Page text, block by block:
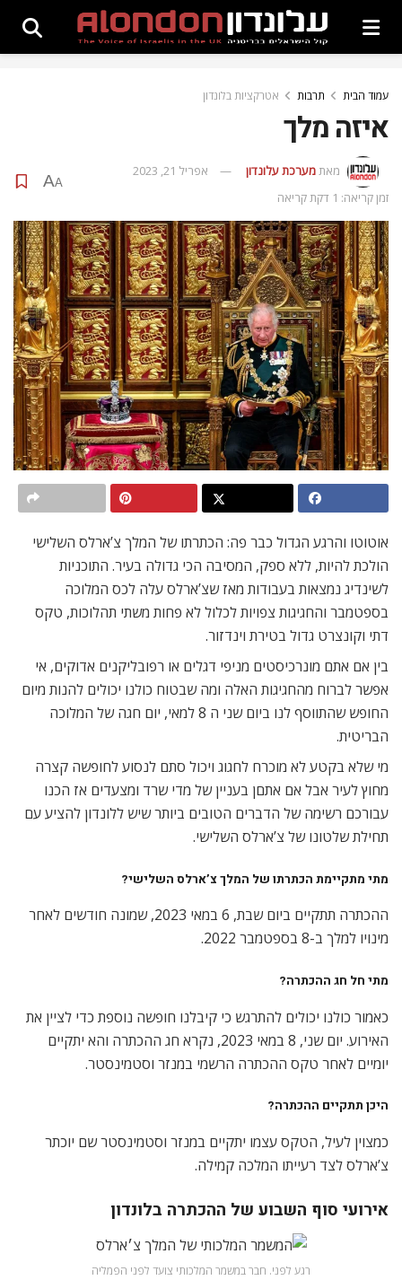
עמוד הבית תרבות אטרקציות בלונדון
איזה מלך
מאתמערכת עלונדון
אפריל 21, 2023
זמן קריאה: 1 דקת קריאה
A
A
אוטוטו והרגע הגדול כבר פה: הכתרתו של המלך צ’ארלס השלישי
הולכת להיות, ללא ספק, המסיבה הכי גדולה בעיר. התוכניות
לשינדיג נמצאות בעבודות מאז שצ’ארלס עלה לכס המלוכה
בספטמבר והחגיגות צפויות לכלול לא פחות משתי תהלוכות, טקס
דתי וקונצרט גדול בטירת וינדזור.
בין אם אתם מונרכיסטים מניפי דגלים או רפובליקנים אדוקים, אי
אפשר לברוח מהחגיגות האלה ומה שבטוח כולנו יכולים להנות מיום
החופש שהתווסף לנו ביום שני ה 8 למאי, יום חגה של המלוכה
הבריטית.
מי שלא בקטע לא מוכרח לחגוג ויכול סתם לנסוע לחופשה קצרה
מחוץ לעיר אבל אם אתםן בעניין של מדי שרד ומצעדים אז הכנו
עבורכם רשימה של הדברים הטובים ביותר שיש ללונדון להציע עם
תחילת שלטונו של צ’ארלס השלישי.
מתי מתקיימת הכתרתו של המלך צ’ארלס השלישי?
ההכתרה תתקיים ביום שבת, 6 במאי 2023, שמונה חודשים לאחר
מינויו למלך ב-8 בספטמבר 2022.
מתי חל חג ההכתרה?
כאמור כולנו יכולים להתרגש כי קיבלנו חופשה נוספת כדי לציין את
האירוע. יום שני, 8 במאי 2023, נקרא חג ההכתרה והא יתקיים
יומיים לאחר טקס ההכתרה הרשמי במנזר וסטמינסטר.
היכן תתקיים ההכתרה?
כמצוין לעיל, הטקס עצמו יתקיים במנזר וסטמינסטר שם יוכתר
צ’ארלס לצד רעייתו המלכה קמילה.
אירועי סוף השבוע של ההכתרה בלונדון
רגע לפני. חבר במשמר המלכותי צועד לפני הפמליה